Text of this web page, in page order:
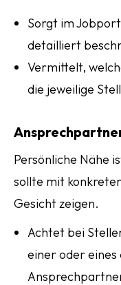
Sorgt im
detailliert
Vermittelt,
die jeweilige
Persönliche Nähe
sollte mit
Gesicht zeigen.
Achtet bei
einer oder eines